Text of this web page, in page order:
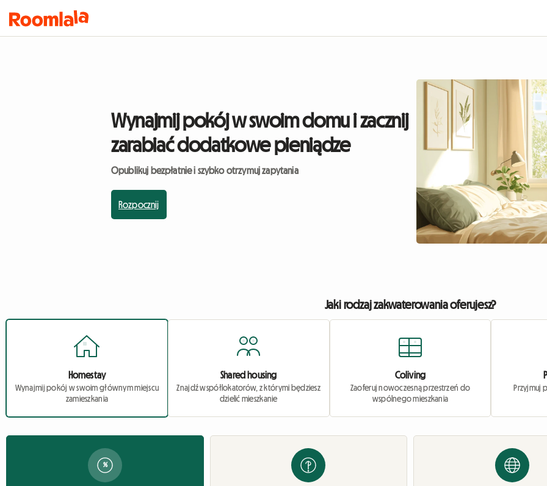
Wynajmij pokój w swoim domu i zacznij
zarabiać dodatkowe pieniądze
Opublikuj bezpłatnie i szybko otrzymuj zapytania
Rozpocznij
Jaki rodzaj zakwaterowania oferujesz?
Homestay
Wynajmij pokój w swoim głównym miejscu
zamieszkania
Shared housing
Znajdź współlokatorów, z którymi będziesz
dzielić mieszkanie
Coliving
Zaoferuj nowoczesną przestrzeń do
wspólnego mieszkania
Przyjmuj
%